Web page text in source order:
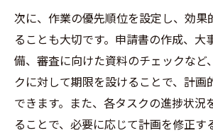
次に、作業の優先順位を設定し、効果
ることも大切です。申請書の作成、大
備、審査に向けた資料のチェックなど
クに対して期限を設けることで、計画
できます。また、各タスクの進捗状況
ることで、必要に応じて計画を修正す